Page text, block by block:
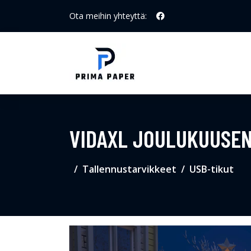
Ota meihin yhteyttä:
VIDAXL
Tallennustarvikkeet USB-tikut